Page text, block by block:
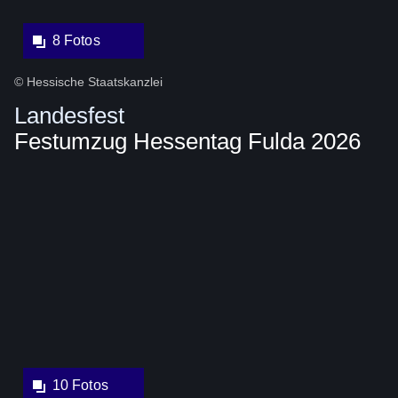
8 Fotos
© Hessische Staatskanzlei
Landesfest
Festumzug Hessentag Fulda 2026
10 Fotos